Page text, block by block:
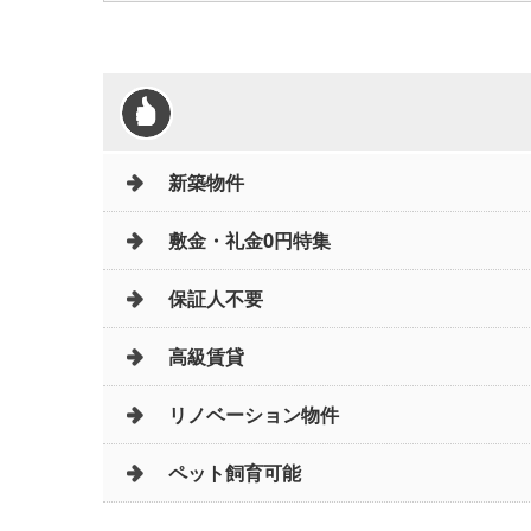
新築物件
敷金・礼金0円特集
保証人不要
高級賃貸
リノベーション物件
ペット飼育可能